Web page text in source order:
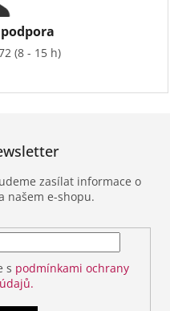
(8 - 15 h)
zasílat informace o
našem e-shopu.
s podmínkami ochrany